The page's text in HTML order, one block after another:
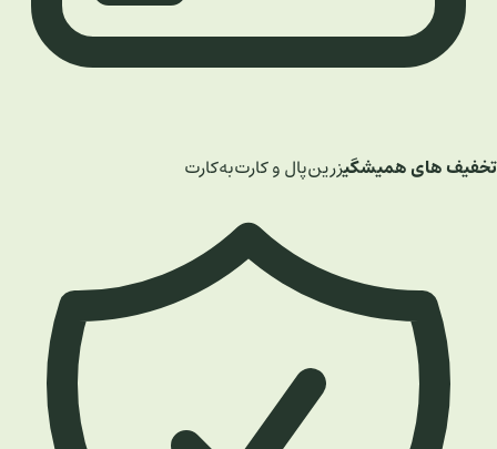
تخفیف های همیشگیزرین‌پال و کارت‌به‌کارت